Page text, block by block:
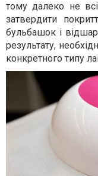
тому далеко не
затвердити
бульбашок і
результату,
конкретного типу